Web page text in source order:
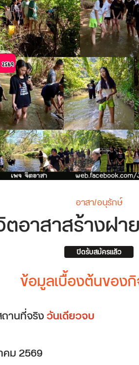
อาสา/อนุรักษ์
อาสาสร้างฝา
ปิดรับสมัครแล้ว
ข้อมูลเบื้องต้นของ
านที่จริงวันเดียวจบ
ม 2569